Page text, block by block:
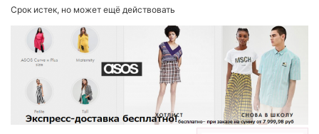
Срок истек, но может ещё действовать